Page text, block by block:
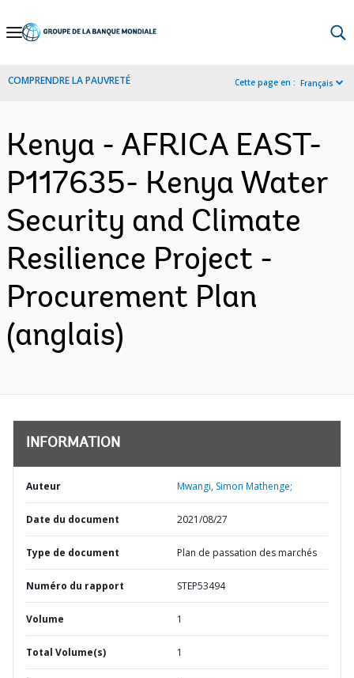
Skip
Navigation
COMPRENDRE LA PAUVRETÉ Cette page en : Français
Kenya - AFRICA EAST-
P117635- Kenya Water
Security and Climate
Resilience Project -
Procurement Plan
(anglais)
INFORMATION
Auteur Mwangi, Simon Mathenge;
Date du document 2021/08/27
Type de document Plan de passation des marchés
Numéro du rapport STEP53494
Volume 1
Total Volume(s) 1